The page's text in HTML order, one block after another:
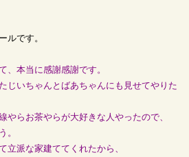
ルです。
、本当に感謝感謝です。
じいちゃんとばあちゃんにも見せてやりた
やらお茶やらが大好きな人やったので、
。
立派な家建ててくれたから、